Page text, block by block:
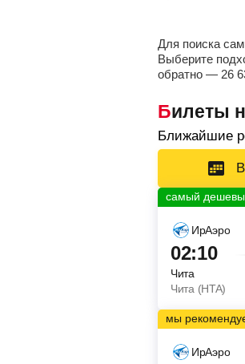
Для поиска
Выберите
обратно — 26
Билеты
Ближайшие
ИрАэро
02:10
Чита
Чита (HTA)
ИрАэро